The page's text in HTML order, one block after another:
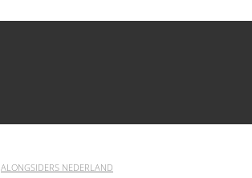
ALONGSIDERS NEDERLAND